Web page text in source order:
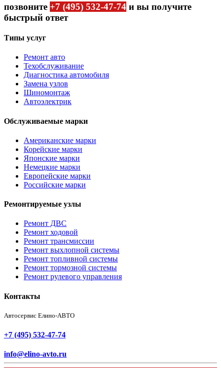
позвоните +7 (495) 532-47-74 и вы получите
быстрый ответ
Типы услуг
Ремонт авто
Техобслуживание
Диагностика автомобиля
Замена узлов
Шиномонтаж
Автоэлектрик
Обслуживаемые марки
Американские марки
Корейские марки
Японские марки
Немецкие марки
Европейские марки
Российские марки
Ремонтируемые узлы
Ремонт ДВС
Ремонт ходовой
Ремонт трансмиссии
Ремонт выхлопной системы
Ремонт топливной системы
Ремонт тормозной системы
Ремонт рулевого управления
Контакты
Автосервис Елино-АВТО
+7 (495) 532-47-74
info@elino-avto.ru